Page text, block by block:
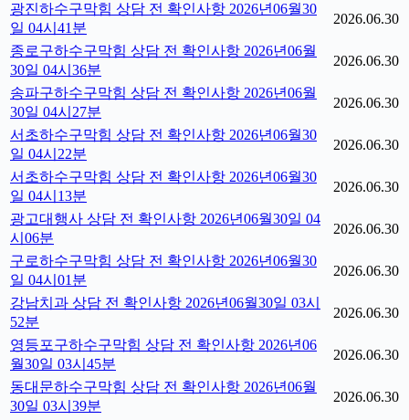
광진하수구막힘 상담 전 확인사항 2026년06월30
일 04시41분
2026.06.30
종로구하수구막힘 상담 전 확인사항 2026년06월
30일 04시36분
2026.06.30
송파구하수구막힘 상담 전 확인사항 2026년06월
30일 04시27분
2026.06.30
서초하수구막힘 상담 전 확인사항 2026년06월30
일 04시22분
2026.06.30
서초하수구막힘 상담 전 확인사항 2026년06월30
일 04시13분
2026.06.30
광고대행사 상담 전 확인사항 2026년06월30일 04
시06분
2026.06.30
구로하수구막힘 상담 전 확인사항 2026년06월30
일 04시01분
2026.06.30
강남치과 상담 전 확인사항 2026년06월30일 03시
52분
2026.06.30
영등포구하수구막힘 상담 전 확인사항 2026년06
월30일 03시45분
2026.06.30
동대문하수구막힘 상담 전 확인사항 2026년06월
30일 03시39분
2026.06.30